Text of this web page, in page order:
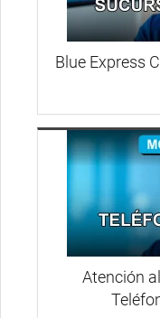
Blue Express
Atención